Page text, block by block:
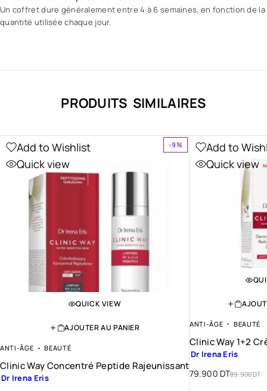
Un coffret dure généralement entre 4 à 6 semaines, en fonction de la
quantité utilisée chaque jour.
PRODUITS SIMILAIRES
-9%
Add to Wishlist
Quick view
QUICK VIEW
AJOUTER AU PANIER
ANTI-ÂGE BEAUTÉ
Clinic Way Concentré Peptide Rajeunissant
Dr Irena Eris
Add to
Quick view
ANTI-ÂGE BEAUTÉ
Clinic Way 1+2
Dr Irena Eris
89.900DT
79.900 DT